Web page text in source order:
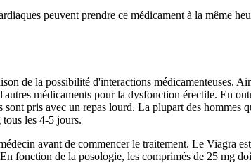
peuvent prendre ce médicament à la même
de la possibilité d'interactions médicamenteuses.
médicaments pour la dysfonction érectile. En
pris avec un repas lourd. La plupart des hommes
les 4-5 jours.
avant de commencer le traitement. Le Viagra
fonction de la posologie, les comprimés de 25 mg